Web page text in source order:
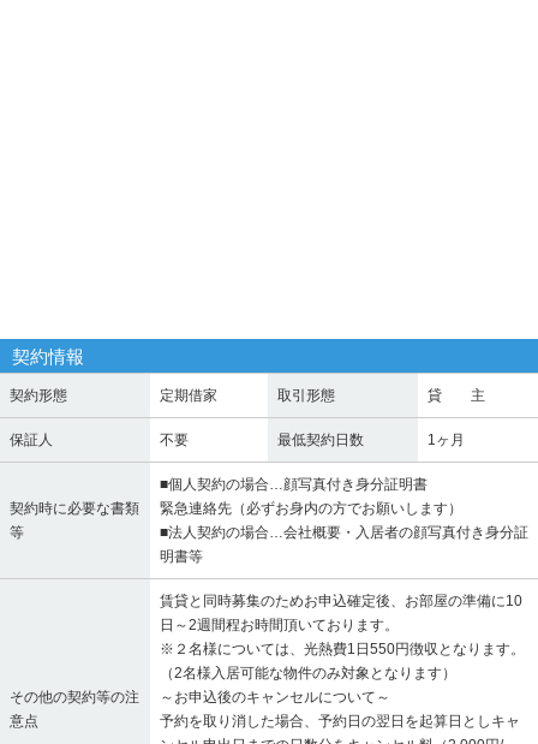
契約情報
契約形態 定期借家 取引形態 貸 主
保証人 不要 最低契約日数 1ヶ月
契約時に必要な書類
等
■個人契約の場合…顔写真付き身分証明書
緊急連絡先（必ずお身内の方でお願いします）
■法人契約の場合…会社概要・入居者の顔写真付き身分証
明書等
その他の契約等の注
意点
賃貸と同時募集のためお申込確定後、お部屋の準備に10
日～2週間程お時間頂いております。
※２名様については、光熱費1日550円徴収となります。
（2名様入居可能な物件のみ対象となります）
～お申込後のキャンセルについて～
予約を取り消した場合、予約日の翌日を起算日としキャ